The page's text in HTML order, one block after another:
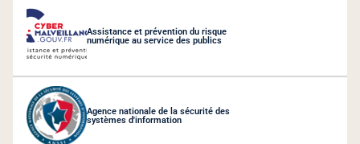
Assistance et prévention du risque
numérique au service des publics
Agence nationale de la sécurité des
systèmes d'information